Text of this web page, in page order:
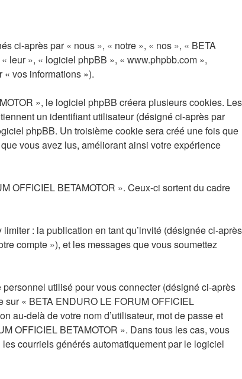
ci-après par « nous », « notre », « nos », « BETA
leur », « logiciel phpBB », « www.phpbb.com »,
vos informations »).
», le logiciel phpBB créera plusieurs cookies. Les
un identifiant utilisateur (désigné ci-après par
phpBB. Un troisième cookie sera créé une fois que
vous avez lus, améliorant ainsi votre expérience
OFFICIEL BETAMOTOR ». Ceux-ci sortent du cadre
: la publication en tant qu’invité (désignée ci-après
compte »), et les messages que vous soumettez
utilisé pour vous connecter (désigné ci-après
sur « BETA ENDURO LE FORUM OFFICIEL
au-delà de votre nom d’utilisateur, mot de passe et
OFFICIEL BETAMOTOR ». Dans tous les cas, vous
courriels générés automatiquement par le logiciel